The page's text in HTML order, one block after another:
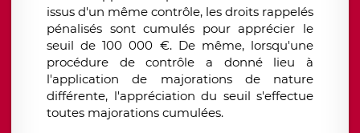
issus d'un même contrôle, les droits rappelés
pénalisés sont cumulés pour apprécier le
seuil de 100 000 €. De même, lorsqu'une
procédure de contrôle a donné lieu à
l'application de majorations de nature
différente, l'appréciation du seuil s'effectue
toutes majorations cumulées.